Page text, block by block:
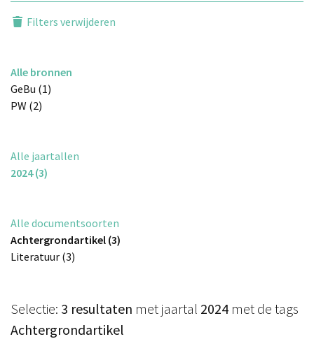
Filters verwijderen
Alle bronnen
GeBu (1)
PW (2)
Alle jaartallen
2024 (3)
Alle documentsoorten
Achtergrondartikel (3)
Literatuur (3)
Selectie: 3 resultaten met jaartal 2024 met de tags
Achtergrondartikel